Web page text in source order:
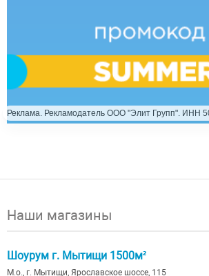
Реклама. Рекламодатель ООО "Элит Групп". ИНН
Наши магазины
Шоурум г. Мытищи 1500м²
М.о., г. Мытищи, Ярославское шоссе, 115